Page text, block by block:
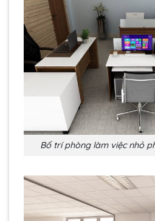
Bố trí phòng làm việc nhỏ